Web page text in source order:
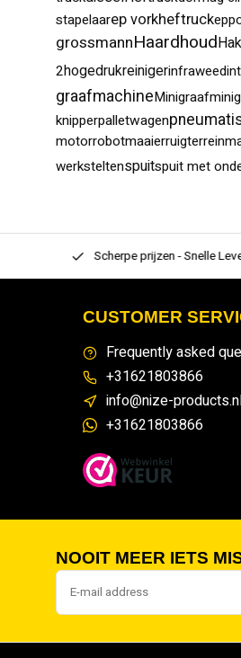
stapelaarep vorkheftruck
grossmannHaardhoud
2hogedrukreinigerinfraweed
graafmachineMinigraaf
knipperpalletwagen
motorrobotmaaier
werksteltenspuitspuit met
Scherpe prijzen - Snelle
CUSTOMER
Frequently asked
+31621803866
info@nize-
+31621803866
NOOIT MEER IETS